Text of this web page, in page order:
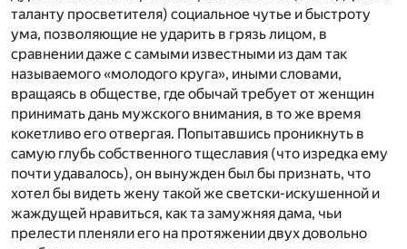
таланту просветителя) социальное чутье и быстроту
ума, позволяющие не ударить в грязь лицом, в
сравнении даже с самыми известными из дам так
называемого «молодого круга», иными словами,
вращаясь в обществе, где обычай требует от женщин
принимать дань мужского внимания, в то же время
кокетливо его отвергая. Попытавшись проникнуть в
самую глубь собственного тщеславия (что изредка ему
почти удавалось), он вынужден был бы признать, что
хотел бы видеть жену такой же светски-искушенной и
жаждущей нравиться, как та замужняя дама, чьи
прелести пленяли его на протяжении двух довольно